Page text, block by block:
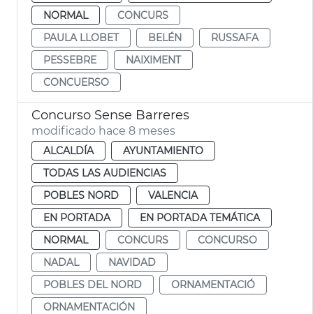
NORMAL
CONCURS
PAULA LLOBET
BELÉN
RUSSAFA
PESSEBRE
NAIXIMENT
CONCUERSO
Concurso Sense Barreres
modificado hace 8 meses
ALCALDÍA
AYUNTAMIENTO
TODAS LAS AUDIENCIAS
POBLES NORD
VALENCIA
EN PORTADA
EN PORTADA TEMÁTICA
NORMAL
CONCURS
CONCURSO
NADAL
NAVIDAD
POBLES DEL NORD
ORNAMENTACIÓ
ORNAMENTACIÓN